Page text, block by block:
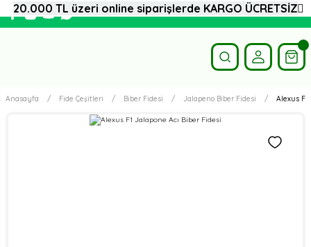
Anasayfa Fide Çeşitleri Biber Fidesi Jalapeno Biber Fidesi Alexus F1
20.000 TL üzeri online siparişlerde KARGO ÜCRETSİZ